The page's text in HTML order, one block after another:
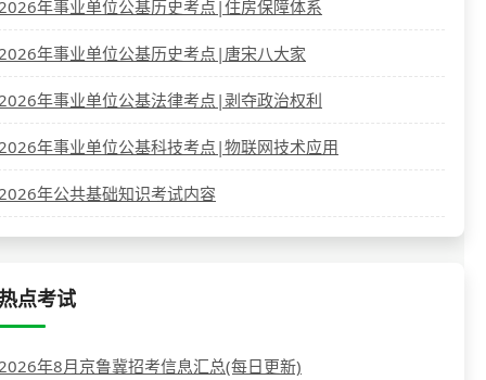
年事业单位公基历史考点|住房保障体系
年事业单位公基历史考点|唐宋八大家
年事业单位公基法律考点|剥夺政治权利
年事业单位公基科技考点|物联网技术应用
年公共基础知识考试内容
点考试
年8月京鲁冀招考信息汇总(每日更新)